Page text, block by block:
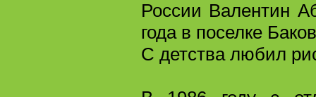
России Валентин
года в поселке
С детства любил